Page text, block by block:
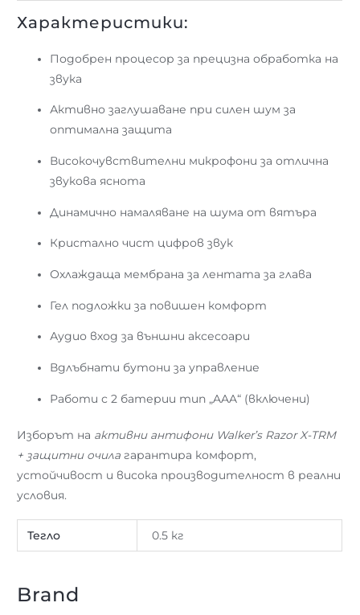
Характеристики:
Подобрен процесор за прецизна обработка на
звука
Активно заглушаване при силен шум за
оптимална защита
Високочувствителни микрофони за отлична
звукова яснота
Динамично намаляване на шума от вятъра
Кристално чист цифров звук
Охлаждаща мембрана за лентата за глава
Гел подложки за повишен комфорт
Аудио вход за външни аксесоари
Вдлъбнати бутони за управление
Работи с 2 батерии тип „AAA“ (включени)
Изборът на активни антифони Walker’s Razor X-TRM
+ защитни очила гарантира комфорт,
устойчивост и висока производителност в реални
условия.
Тегло 0.5 кг
Brand